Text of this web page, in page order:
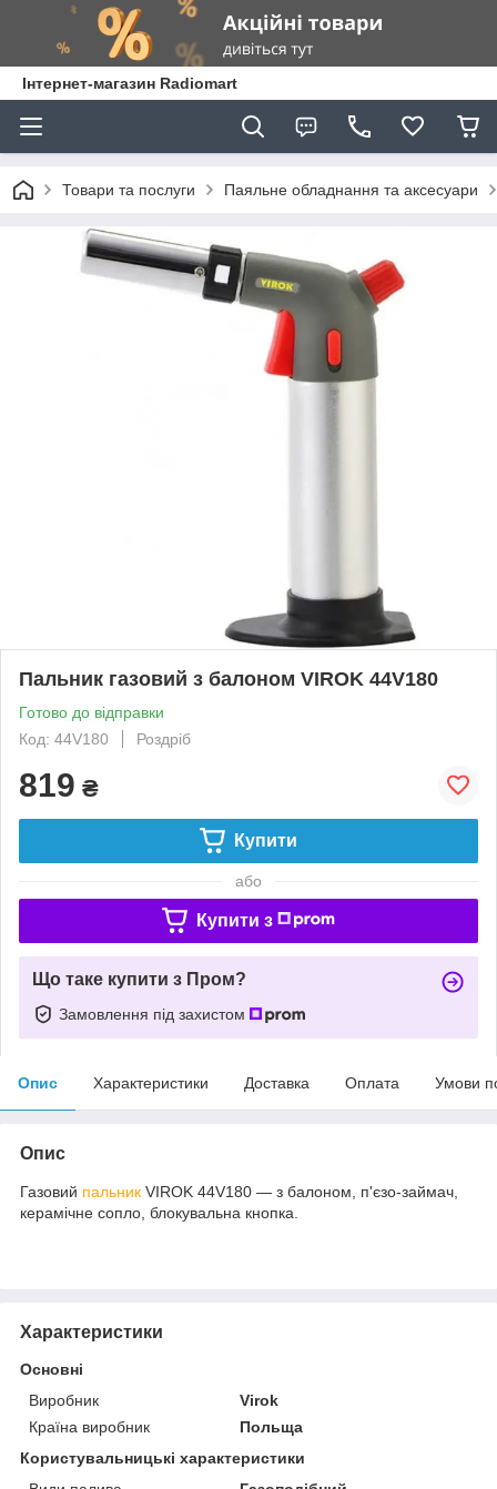
Інтернет-магазин Radiomart
Товари та послуги Паяльне обладнання та аксесуари
Пальник газовий з балоном VIROK 44V180
Готово до відправки
Код: 44V180
Роздріб
819 ₴
Купити
або
Купити з
Що таке купити з Пром?
Замовлення під захистом
Опис Характеристики Доставка Оплата Умови
Опис
Газовий пальник VIROK 44V180 — з балоном, п'єзо-займач,
керамічне сопло, блокувальна кнопка.
Характеристики
Основні
Виробник
Virok
Країна виробник
Польща
Користувальницькі характеристики